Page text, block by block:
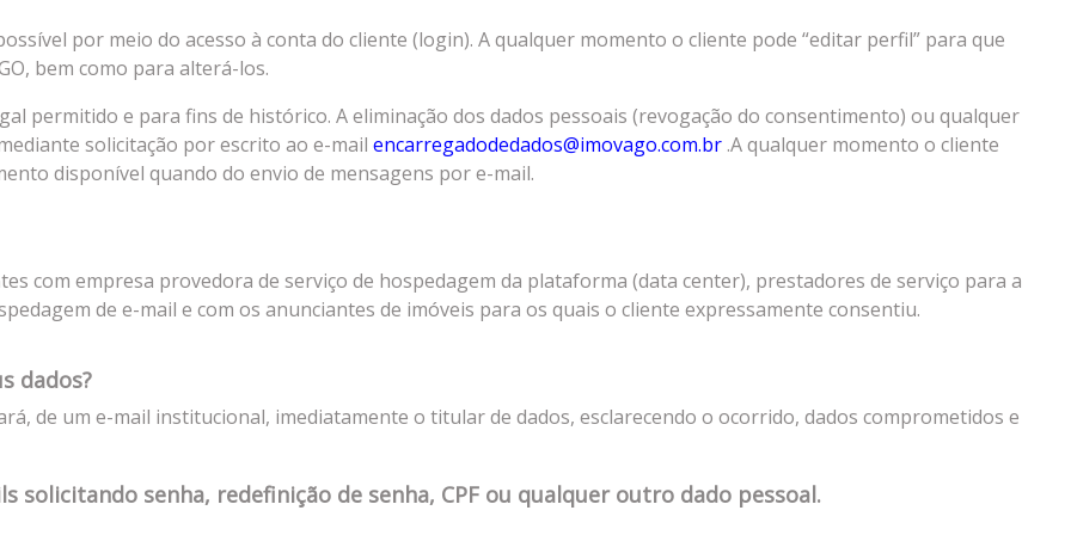
por meio do acesso à conta do cliente (login). A qualquer momento o cliente pode “editar perfil” para que
bem como para alterá-los.
permitido e para fins de histórico. A eliminação dos dados pessoais (revogação do consentimento) ou qualquer
solicitação por escrito ao e-mail encarregadodedados@imovago.com.br .A qualquer momento o cliente
disponível quando do envio de mensagens por e-mail.
com empresa provedora de serviço de hospedagem da plataforma (data center), prestadores de serviço para a
de e-mail e com os anunciantes de imóveis para os quais o cliente expressamente consentiu.
dados?
de um e-mail institucional, imediatamente o titular de dados, esclarecendo o ocorrido, dados comprometidos e
solicitando senha, redefinição de senha, CPF ou qualquer outro dado pessoal.